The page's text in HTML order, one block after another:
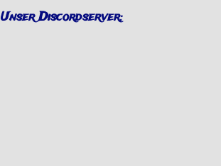
Unser Discordserver: